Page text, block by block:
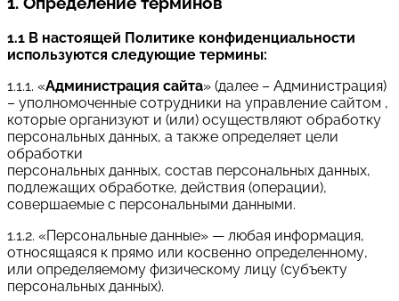
1.1 В настоящей Политике конфиденциальности
используются следующие термины:
1.1.1. «Администрация сайта» (далее – Администрация)
– уполномоченные сотрудники на управление сайтом ,
которые организуют и (или) осуществляют обработку
персональных данных, а также определяет цели
обработки
персональных данных, состав персональных данных,
подлежащих обработке, действия (операции),
совершаемые с персональными данными.
1.1.2. «Персональные данные» — любая информация,
относящаяся к прямо или косвенно определенному,
или определяемому физическому лицу (субъекту
персональных данных).